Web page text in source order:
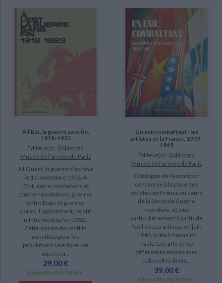
A l'Est, la guerre sans fin,
1918-1923
Éditeur(s) : Gallimard
Musée de l'armée de Paris
A l'Ouest, la guerre s'achève
le 11 novembre 1918. A
l'Est, entre révolutions et
contre-révolutions, guerres
entre Etats et guerres
civiles, l'apaisement, relatif,
n'intervient qu'en 1923.
Cette spirale de conflits
constitue pour les
populations une épreuve
aussi cru...
29,00 €
Disponible chez l'éditeur
Un exil combattant : les
artistes et la France, 1939-
1945
Éditeur(s) : Gallimard
Musée de l'armée de Paris
Catalogue de l'exposition
consacrée à la place des
artistes en France au cours
de la Seconde Guerre
mondiale, et plus
particulièrement à partir de
l'exil de ces artistes en juin
1940, suite à l'invasion
nazie. Les arts et les
différentes entreprises
culturelles devie...
39,00 €
Disponible chez l'éditeur